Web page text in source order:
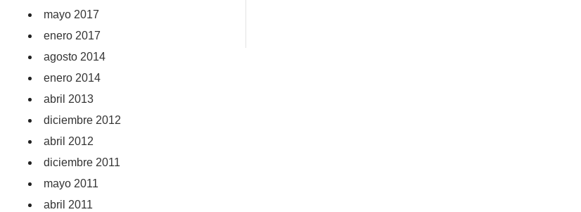
mayo 2017
enero 2017
agosto 2014
enero 2014
abril 2013
diciembre 2012
abril 2012
diciembre 2011
mayo 2011
abril 2011